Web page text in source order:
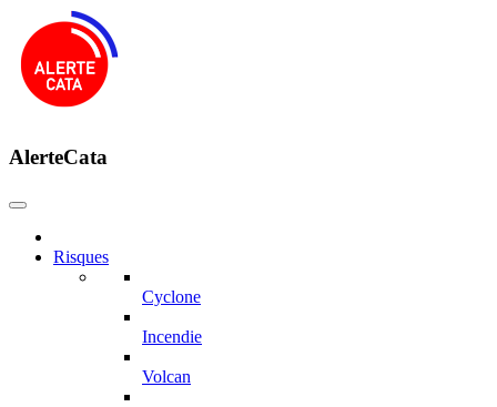
AlerteCata
Risques
Cyclone
Incendie
Volcan